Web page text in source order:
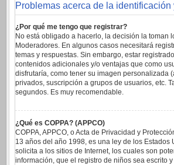
Problemas acerca de la identificación
¿Por qué me tengo que registrar?
No está obligado a hacerlo, la decisión la toman
Moderadores. En algunos casos necesitará
temas y respuestas. Sin embargo, estar
contenidos adicionales y/o ventajas que como
disfrutaría, como tener su imagen personalizada
privados, suscripción a grupos de usuarios, etc.
segundos. Es muy recomendable.
¿Qué es COPPA? (APPCO)
COPPA, APPCO, o Acta de Privacidad y
13 años del año 1998, es una ley de los Estados
solicita a los sitios de Internet, los cuales son
información, que el registro de niños sea escrito y